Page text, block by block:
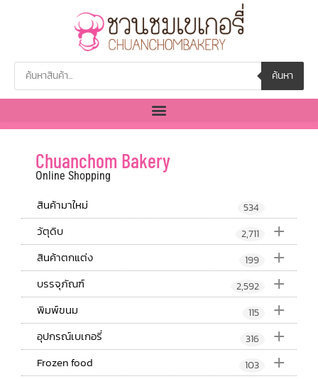
ค้นหา
Chuanchom Bakery
Online Shopping
สินค้ามาใหม่ 534
+
วัตุดิบ 2,711
+
สินค้าตกแต่ง 199
+
บรรจุภัณฑ์ 2,592
+
พิมพ์ขนม 115
+
อุปกรณ์เบเกอรี่ 316
+
Frozen food 103